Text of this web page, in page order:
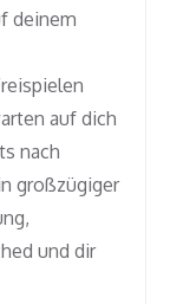
deinem
auf dich
nach
großzügiger
und dir